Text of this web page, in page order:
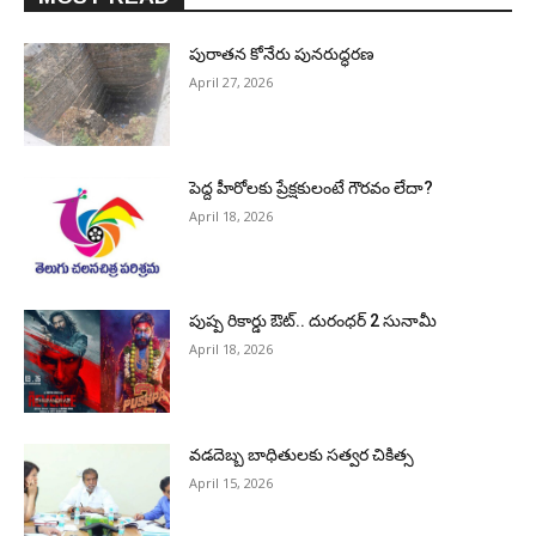
పురాత‌న కోనేరు పున‌రుద్ధ‌ర‌ణ
April 27, 2026
పెద్ద హీరోల‌కు ప్రేక్ష‌కులంటే గౌర‌వం లేదా?
April 18, 2026
పుష్ప రికార్డు ఔట్‌.. దురంధ‌ర్ 2 సునామీ
April 18, 2026
వడదెబ్బ బాధితులకు సత్వర చికిత్స
April 15, 2026